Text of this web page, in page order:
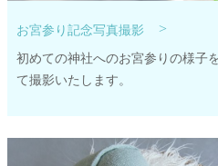
お宮参り記念写真撮影 >
初めての神社へのお宮参りの様子
て撮影いたします。